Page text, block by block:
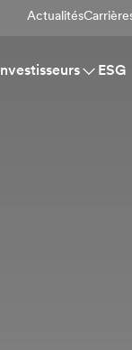
Actualités
Investisseurs ESG